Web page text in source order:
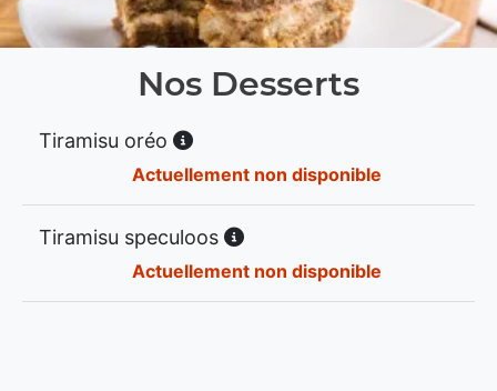
Nos Desserts
Tiramisu oréo
Actuellement non disponible
Tiramisu speculoos
Actuellement non disponible